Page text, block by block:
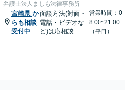
弁護士法人ましも法律事務所
宮崎県 か
らも相談
受付中
面談方法(対面・
電話・ビデオな
ど)は応相談
営業時間：0
8:00~21:00
（平日）